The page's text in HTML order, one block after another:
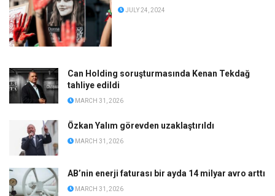
JULY 24, 2024
Can Holding soruşturmasında Kenan Tekdağ
tahliye edildi
MARCH 31, 2026
Özkan Yalım görevden uzaklaştırıldı
MARCH 31, 2026
AB’nin enerji faturası bir ayda 14 milyar avro arttı
MARCH 31, 2026